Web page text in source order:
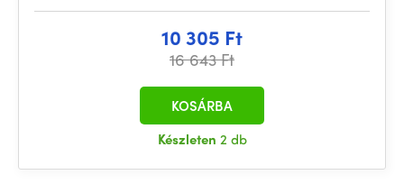
10 305 Ft
16 643 Ft
Készleten 2 db
KOSÁRBA